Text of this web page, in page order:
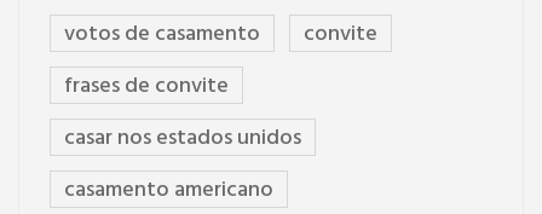
votos de casamento
convite
frases de convite
casar nos estados unidos
casamento americano